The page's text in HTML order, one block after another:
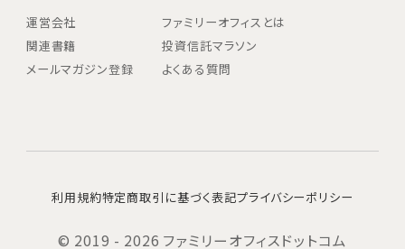
運営会社
ファミリーオフィスとは
関連書籍
投資信託マラソン
メールマガジン登録
よくある質問
利用規約特定商取引に基づく表記プライバシーポリシー
© 2019 - 2026 ファミリーオフィスドットコム